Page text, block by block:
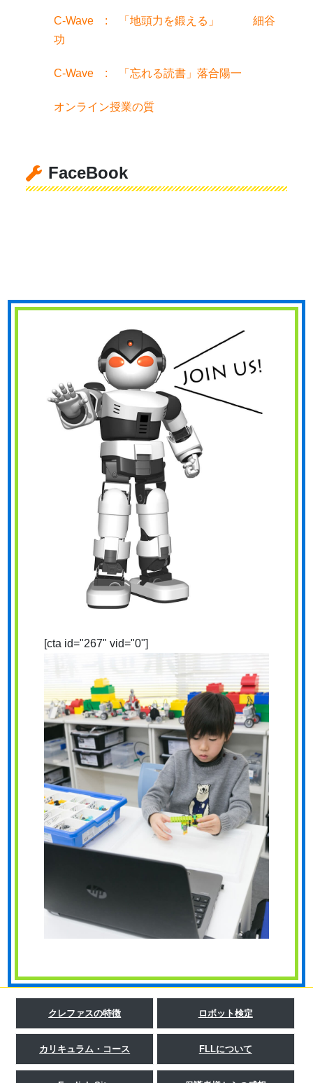
C-Wave : 「地頭力を鍛える」 細谷
功
C-Wave : 「忘れる読書」落合陽一
オンライン授業の質
FaceBook
[cta id="267" vid="0"]
クレファスの特徴 ロボット検定
カリキュラム・コース FLLについて